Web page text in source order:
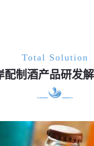
Total Solution
配制酒产品研发